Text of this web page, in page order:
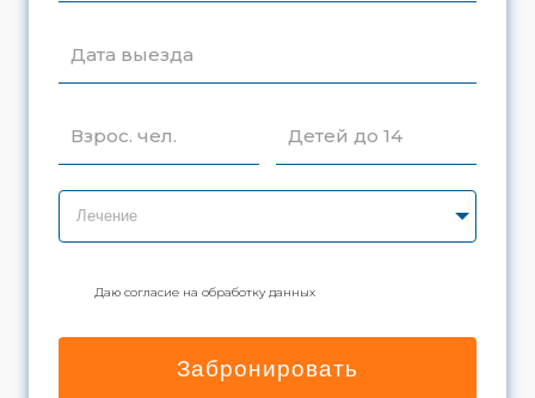
Дата выезда
Взрос. чел. Детей до 14
Лечение
Даю согласие на обработку данных
Забронировать